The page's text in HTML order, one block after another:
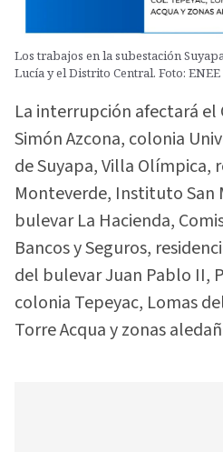
Los trabajos en la subestación
Lucía y el Distrito Central. Foto: ENEE
La interrupción afectará
Simón Azcona, colonia
de Suyapa, Villa Olímpica,
Monteverde, Instituto San
bulevar La Hacienda,
Bancos y Seguros,
del bulevar Juan Pablo II,
colonia Tepeyac, Lomas
Torre Acqua y zonas